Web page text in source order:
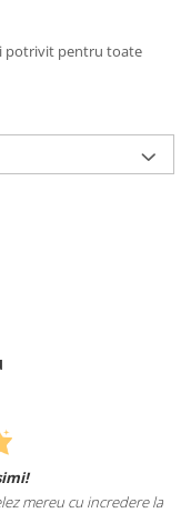
potrivit pentru toate
mereu cu incredere la